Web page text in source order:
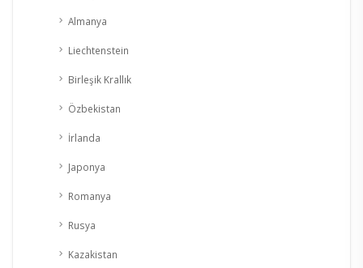
Almanya
Liechtenstein
Birleşik Krallık
Özbekistan
İrlanda
Japonya
Romanya
Rusya
Kazakistan